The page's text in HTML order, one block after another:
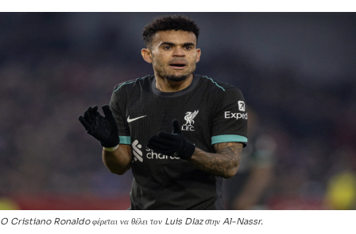
O Cristiano Ronaldo φέρεται να θέλει τον Luis DIaz στην Al-Nassr.